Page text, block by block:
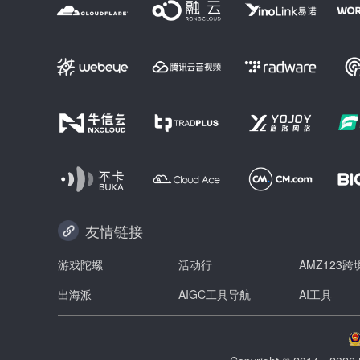
友情链接
游戏陀螺 活动行
AMZ123跨
出海派
AIGC工具导航 AI工具